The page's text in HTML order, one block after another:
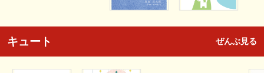
キュート ぜんぶ見る